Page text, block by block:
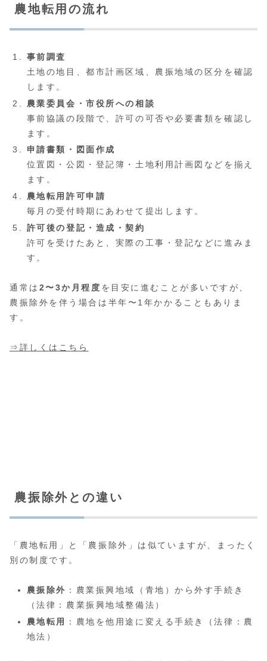
農地転用の流れ
事前調査
土地の地目、都市計画区域、農振地域の区分を確認
します。
農業委員会・市役所への相談
事前協議の段階で、許可の可否や必要書類を確認し
ます。
申請書類・図面作成
位置図・公図・登記簿・土地利用計画図などを揃え
ます。
農地転用許可申請
毎月の受付時期にあわせて提出します。
許可後の登記・造成・契約
許可を受けたあと、実際の工事・登記などに進みま
す。
通常は 2〜3か月程度 を目安に進むことが多いですが、
農振除外を伴う場合は半年〜1年かかることもありま
す。
⇒詳しくはこちら
農振除外との違い
「農地転用」と「農振除外」は似ていますが、まったく
別の制度です。
農振除外 ：農業振興地域（青地）から外す手続き
（法律：農業振興地域整備法）
農地転用
：農地を他用途に変える手続き（法律：農
地法）